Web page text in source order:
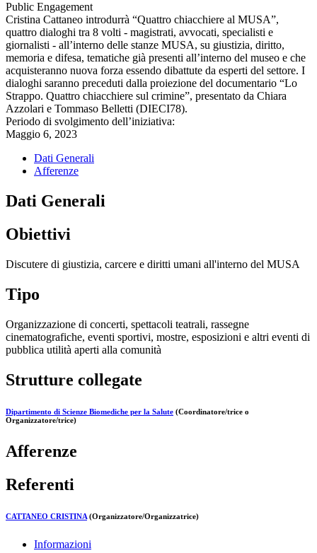
Public Engagement
Cristina Cattaneo introdurrà “Quattro chiacchiere al MUSA”,
quattro dialoghi tra 8 volti - magistrati, avvocati, specialisti e
giornalisti - all’interno delle stanze MUSA, su giustizia, diritto,
memoria e difesa, tematiche già presenti all’interno del museo e che
acquisteranno nuova forza essendo dibattute da esperti del settore. I
dialoghi saranno preceduti dalla proiezione del documentario “Lo
Strappo. Quattro chiacchiere sul crimine”, presentato da Chiara
Azzolari e Tommaso Belletti (DIECI78).
Periodo di svolgimento dell’iniziativa:
Maggio 6, 2023
Dati Generali
Afferenze
Dati Generali
Obiettivi
Discutere di giustizia, carcere e diritti umani all'interno del MUSA
Tipo
Organizzazione di concerti, spettacoli teatrali, rassegne
cinematografiche, eventi sportivi, mostre, esposizioni e altri eventi di
pubblica utilità aperti alla comunità
Strutture collegate
Dipartimento di Scienze Biomediche per la Salute (Coordinatore/trice o
Organizzatore/trice)
Afferenze
Referenti
CATTANEO CRISTINA (Organizzatore/Organizzatrice)
Informazioni